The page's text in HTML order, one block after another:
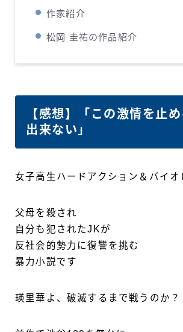
作家紹介
松岡 圭祐の作品紹介
【感想】「この激情を止
出来ない」
女子高生ハードアクション＆バイオ
父母を殺され
自分も犯されたJKが
反社会的勢力に復讐を挑む
暴力小説です
瑛里華よ、破滅するまで戦うのか？